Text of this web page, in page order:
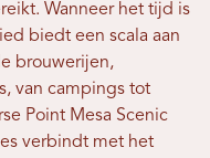
Wanneer het tijd is
biedt een scala aan
brouwerijen,
van campings tot
Point Mesa Scenic
verbindt met het